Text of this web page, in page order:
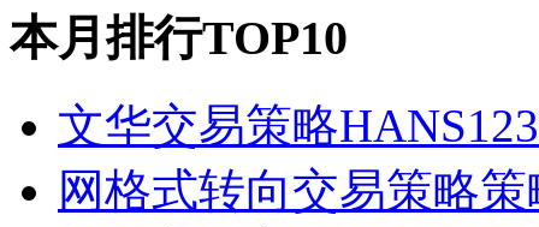
本月排行TOP10
文华交易策略
网格式转向交易策略